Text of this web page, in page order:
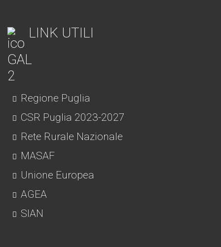
LINK UTILI
Regione Puglia
CSR Puglia 2023-2027
Rete Rurale Nazionale
MASAF
Unione Europea
AGEA
SIAN